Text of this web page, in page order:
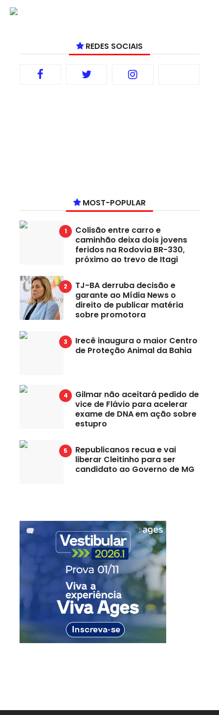
REDES SOCIAIS
MOST-POPULAR
Colisão entre carro e
caminhão deixa dois jovens
feridos na Rodovia BR-330,
próximo ao trevo de Itagi
TJ-BA derruba decisão e
garante ao Mídia News o
direito de publicar matéria
sobre promotora
Irecê inaugura o maior Centro
de Proteção Animal da Bahia
Gilmar não aceitará pedido de
vice de Flávio para acelerar
exame de DNA em ação sobre
estupro
Republicanos recua e vai
liberar Cleitinho para ser
candidato ao Governo de MG